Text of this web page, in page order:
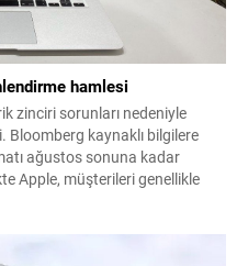
hamlesi
zinciri sorunları nedeniyle
Bloomberg kaynaklı bilgilere
ağustos sonuna kadar
Apple, müşterileri genellikle
yönlendiriyor. Bu
cihazların stok